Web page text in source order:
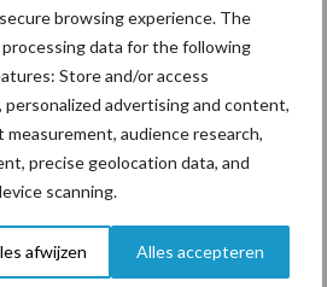
browsing experience. The
data for the following
Store and/or access
personalized advertising and content,
audience research,
precise geolocation data, and
scanning.
afwijzen Alles accepteren
Partner nieuws
2025 Royal A-ware:
groeit, nettoresultaat daalt
criminelen